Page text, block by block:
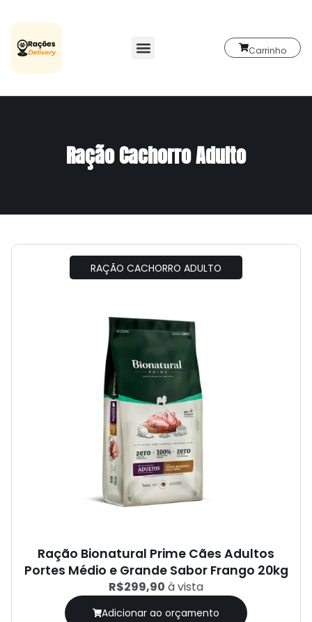
Carrinho
Ração Cachorro Adulto
RAÇÃO CACHORRO ADULTO
Ração Bionatural Prime Cães Adultos
Portes Médio e Grande Sabor Frango 20kg
R$299,90 à vista
Adicionar ao orçamento